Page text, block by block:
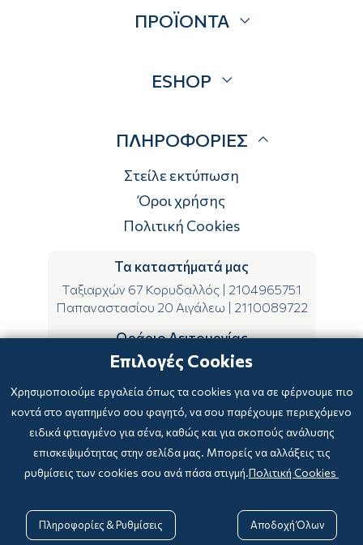
Επικοινωνία
ΠΡΟΪΟΝΤΑ
Brands
ESHOP
Τρόποι αποστολής
Τρόποι πληρωμής
Επιστροφές
ΠΛΗΡΟΦΟΡΙΕΣ
Στείλε εκτύπωση
Όροι χρήσης
Πολιτική Cookies
Τα καταστήματά μας
Ταξιαρχών 67 Κορυδαλλός
2104965751
Παπαναστασίου 20 Αιγάλεω
2110089722
Ωράριο Λειτουργίας
ΔΕ-ΤΕ-ΣΑ 09:00-15:00
Επιλογές Cookies
Χρησιμοποιούμε εργαλεία όπως τα cookies για να σε φέρνουμε πιο
κοντά στο αγαπημένο σου φαγητό, να σου παρέχουμε περιεχόμενο
ειδικά φτιαγμένο για σένα, καθώς και για σκοπούς ανάλυσης
επισκεψιμότητας στην σελίδα μας. Μπορείς να αλλάξεις τις
ρυθμίσεις των cookies σου ανά πάσα στιγμή.Πολιτική Cookies
Πληροφορίες & Ρυθμίσεις Αποδοχή Όλων